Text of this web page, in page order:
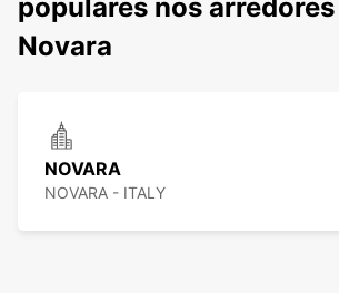
populares nos arredores
Novara
NOVARA
NOVARA - ITALY